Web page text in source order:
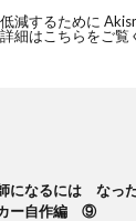
減するために
細はこちらをご覧
になるには なっ
ー自作編 ⑨